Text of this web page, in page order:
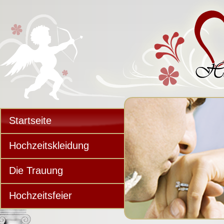
Startseite
Hochzeitskleidung
Die Trauung
Hochzeitsfeier